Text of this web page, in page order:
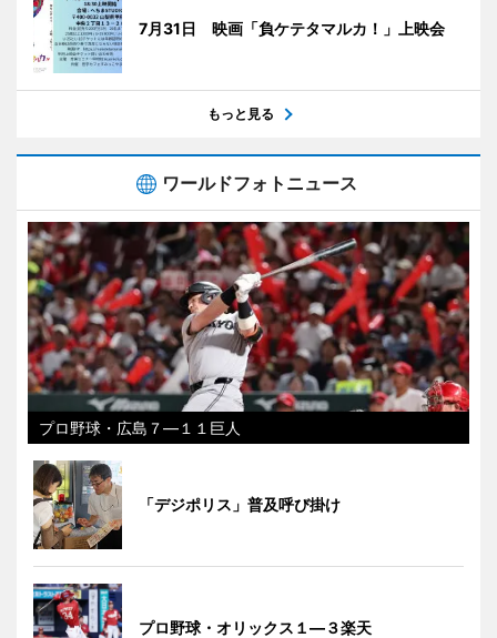
7月31日 映画「負ケテタマルカ！」上映会
もっと見る
ワールドフォトニュース
プロ野球・広島７―１１巨人
「デジポリス」普及呼び掛け
プロ野球・オリックス１―３楽天